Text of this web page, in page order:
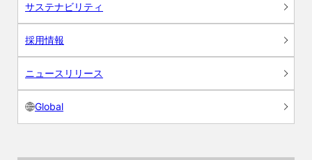
サステナビリティ
採用情報
ニュースリリース
Global